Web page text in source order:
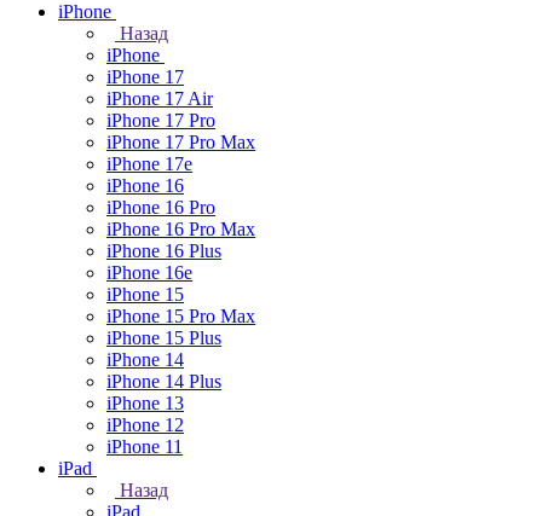
iPhone
Назад
iPhone
iPhone 17
iPhone 17 Air
iPhone 17 Pro
iPhone 17 Pro Max
iPhone 17e
iPhone 16
iPhone 16 Pro
iPhone 16 Pro Max
iPhone 16 Plus
iPhone 16e
iPhone 15
iPhone 15 Pro Max
iPhone 15 Plus
iPhone 14
iPhone 14 Plus
iPhone 13
iPhone 12
iPhone 11
iPad
Назад
iPad